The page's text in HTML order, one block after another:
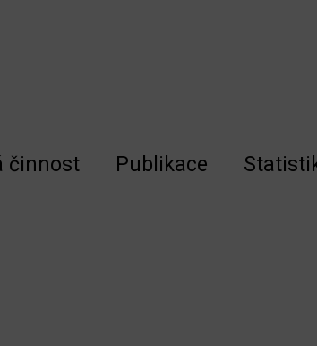
činnost Publikace